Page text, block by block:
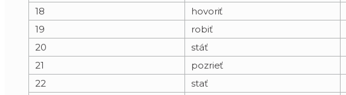
18
hovoriť
19
robiť
20
stáť
21
pozrieť
22
stať